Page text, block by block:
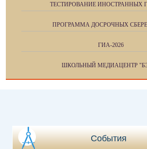
ТЕСТИРОВАНИЕ ИНОСТРАННЫХ
ПРОГРАММА ДОСРОЧНЫХ
ГИА-2026
ШКОЛЬНЫЙ МЕДИАЦЕНТР
События